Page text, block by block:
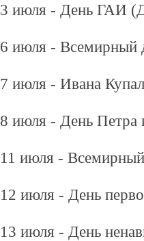
3 июля - День ГАИ
6 июля - Всемирный
7 июля - Ивана
8 июля - День Петра
11 июля - Всемирный
12 июля - День
13 июля - День